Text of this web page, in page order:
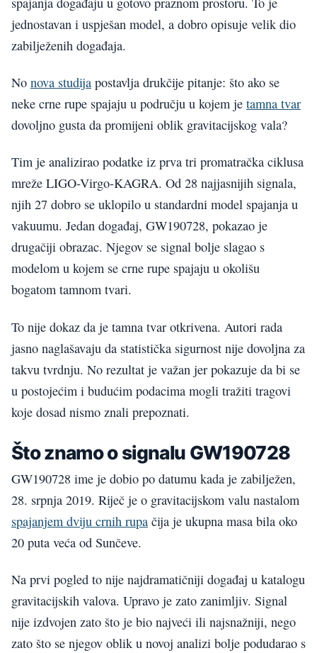
jednostavan i uspješan model, a dobro opisuje velik dio
zabilježenih događaja.
No nova studija postavlja drukčije pitanje: što ako se
neke crne rupe spajaju u području u kojem je tamna tvar
dovoljno gusta da promijeni oblik gravitacijskog vala?
Tim je analizirao podatke iz prva tri promatračka ciklusa
mreže LIGO-Virgo-KAGRA. Od 28 najjasnijih signala,
njih 27 dobro se uklopilo u standardni model spajanja u
vakuumu. Jedan događaj, GW190728, pokazao je
drugačiji obrazac. Njegov se signal bolje slagao s
modelom u kojem se crne rupe spajaju u okolišu
bogatom tamnom tvari.
To nije dokaz da je tamna tvar otkrivena. Autori rada
jasno naglašavaju da statistička sigurnost nije dovoljna za
takvu tvrdnju. No rezultat je važan jer pokazuje da bi se
u postojećim i budućim podacima mogli tražiti tragovi
koje dosad nismo znali prepoznati.
Što znamo o signalu GW190728
GW190728 ime je dobio po datumu kada je zabilježen,
28. srpnja 2019. Riječ je o gravitacijskom valu nastalom
spajanjem dviju crnih rupa čija je ukupna masa bila oko
20 puta veća od Sunčeve.
Na prvi pogled to nije najdramatičniji događaj u katalogu
gravitacijskih valova. Upravo je zato zanimljiv. Signal
nije izdvojen zato što je bio najveći ili najsnažniji, nego
zato što se njegov oblik u novoj analizi bolje podudarao s